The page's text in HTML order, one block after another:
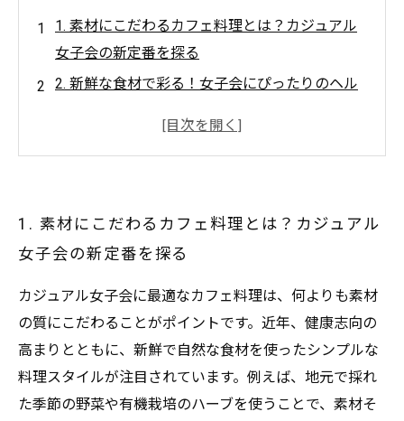
1. 素材にこだわるカフェ料理とは？カジュアル
女子会の新定番を探る
2. 新鮮な食材で彩る！女子会にぴったりのヘル
えるリラックスタイム
5. 素材と雰囲気で女子会がもっと楽しく！おす
すめカフェとメニューまとめ
6. 手軽だけど特別感あり！カジュアル女子会に
最適なカフェ料理の選び方
7. 健康志向×おしゃれカフェ料理：女子会で味わ
う新しい食の楽しみ方
1. 素材にこだわるカフェ料理とは？カジュアル
女子会の新定番を探る
カジュアル女子会に最適なカフェ料理は、何よりも素材
の質にこだわることがポイントです。近年、健康志向の
高まりとともに、新鮮で自然な食材を使ったシンプルな
料理スタイルが注目されています。例えば、地元で採れ
た季節の野菜や有機栽培のハーブを使うことで、素材そ